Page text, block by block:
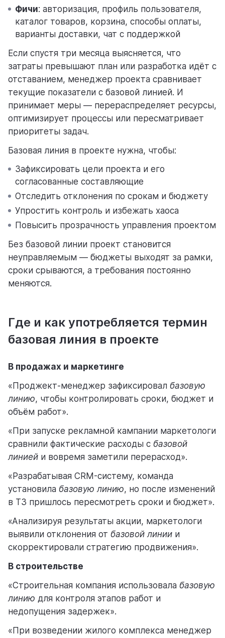
Фичи: авторизация, профиль пользователя,
каталог товаров, корзина, способы оплаты,
варианты доставки, чат с поддержкой
Если спустя три месяца выясняется, что
затраты превышают план или разработка идёт с
отставанием, менеджер проекта сравнивает
текущие показатели с базовой линией. И
принимает меры — перераспределяет ресурсы,
оптимизирует процессы или пересматривает
приоритеты задач.
Базовая линия в проекте нужна, чтобы:
Зафиксировать цели проекта и его
согласованные составляющие
Отследить отклонения по срокам и бюджету
Упростить контроль и избежать хаоса
Повысить прозрачность управления проектом
Без базовой линии проект становится
неуправляемым — бюджеты выходят за рамки,
сроки срываются, а требования постоянно
меняются.
Где и как употребляется термин
базовая линия в проекте
В продажах и маркетинге
«Проджект-менеджер зафиксировал базовую
линию, чтобы контролировать сроки, бюджет и
объём работ».
«При запуске рекламной кампании маркетологи
сравнили фактические расходы с базовой
линией и вовремя заметили перерасход».
«Разрабатывая CRM-систему, команда
установила базовую линию, но после изменений
в ТЗ пришлось пересмотреть сроки и бюджет».
«Анализируя результаты акции, маркетологи
выявили отклонения от базовой линии и
скорректировали стратегию продвижения».
В строительстве
«Строительная компания использовала базовую
линию для контроля этапов работ и
недопущения задержек».
«При возведении жилого комплекса менеджер